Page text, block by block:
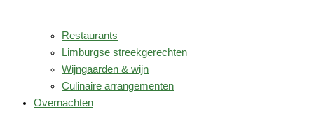
Restaurants
Limburgse streekgerechten
Wijngaarden & wijn
Culinaire arrangementen
Overnachten